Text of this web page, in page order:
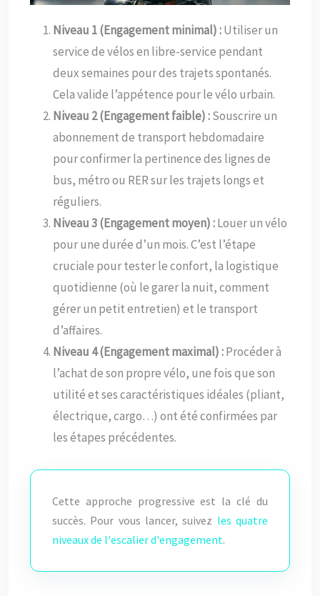
Niveau 1 (Engagement minimal) :Utiliser un
service de vélos en libre-service pendant
deux semaines pour des trajets spontanés.
Cela valide l’appétence pour le vélo urbain.
Niveau 2 (Engagement faible) :Souscrire un
abonnement de transport hebdomadaire
pour confirmer la pertinence des lignes de
bus, métro ou RER sur les trajets longs et
réguliers.
Niveau 3 (Engagement moyen) :Louer un vélo
pour une durée d’un mois. C’est l’étape
cruciale pour tester le confort, la logistique
quotidienne (où le garer la nuit, comment
gérer un petit entretien) et le transport
d’affaires.
Niveau 4 (Engagement maximal) :Procéder à
l’achat de son propre vélo, une fois que son
utilité et ses caractéristiques idéales (pliant,
électrique, cargo…) ont été confirmées par
les étapes précédentes.
Cette approche progressive est la clé du
succès. Pour vous lancer, suivez les quatre
niveaux de l'escalier d'engagement.